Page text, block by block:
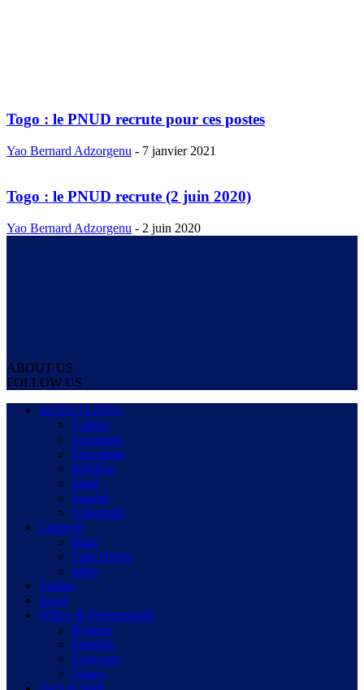
Togo : le PNUD recrute pour ces postes
Yao Bernard Adzorgenu - 7 janvier 2021
Togo : le PNUD recrute (2 juin 2020)
Yao Bernard Adzorgenu - 2 juin 2020
ABOUT US
FOLLOW US
ACTUALITES
Culture
Economie
Education
Religion
Santé
Société
Université
Lifestyle
Buzz
Faits Divers
Idées
Vidéos
Sport
Offres & Opportunités
Bourses
Emplois
Concours
Stages